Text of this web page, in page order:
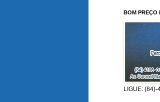
BOM PREÇO
LIGUE: